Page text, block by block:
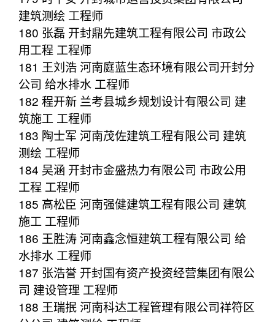
建筑测绘 工程师
180 张磊 开封鼎先建筑工程有限公司 市政公
用工程 工程师
181 王刘浩 河南庭蓝生态环境有限公司开封分
公司 给水排水 工程师
182 程开新 兰考县城乡规划设计有限公司 建
筑施工 工程师
183 陶士军 河南茂佐建筑工程有限公司 建筑
测绘 工程师
184 吴涵 开封市金盛热力有限公司 市政公用
工程 工程师
185 高松臣 河南强健建筑工程有限公司 建筑
施工 工程师
186 王胜涛 河南鑫念恒建筑工程有限公司 给
水排水 工程师
187 张浩誉 开封国有资产投资经营集团有限公
司 建设管理 工程师
188 王瑞抿 河南科达工程管理有限公司祥符区